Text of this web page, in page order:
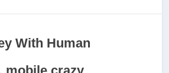
With Human